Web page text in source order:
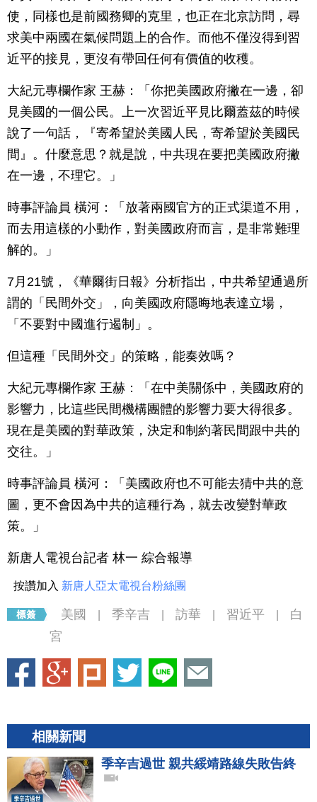
使，同樣也是前國務卿的克里，也正在北京訪問，尋
求美中兩國在氣候問題上的合作。而他不僅沒得到習
近平的接見，更沒有帶回任何有價值的收穫。
大紀元專欄作家 王赫：「你把美國政府撇在一邊，卻
見美國的一個公民。上一次習近平見比爾蓋茲的時候
說了一句話，『寄希望於美國人民，寄希望於美國民
間』。什麼意思？就是說，中共現在要把美國政府撇
在一邊，不理它。」
時事評論員 橫河：「放著兩國官方的正式渠道不用，
而去用這樣的小動作，對美國政府而言，是非常難理
解的。」
7月21號，《華爾街日報》分析指出，中共希望通過所
謂的「民間外交」，向美國政府隱晦地表達立場，
「不要對中國進行遏制」。
但這種「民間外交」的策略，能奏效嗎？
大紀元專欄作家 王赫：「在中美關係中，美國政府的
影響力，比這些民間機構團體的影響力要大得很多。
現在是美國的對華政策，決定和制約著民間跟中共的
交往。」
時事評論員 橫河：「美國政府也不可能去猜中共的意
圖，更不會因為中共的這種行為，就去改變對華政
策。」
新唐人電視台記者 林一 綜合報導
按讚加入 新唐人亞太電視台粉絲團
美國 季辛吉 訪華 習近平
白
宮
相關新聞
季辛吉過世 親共綏靖路線失敗告終